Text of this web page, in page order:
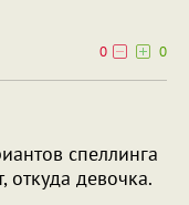
0
0
спеллинга
девочка.